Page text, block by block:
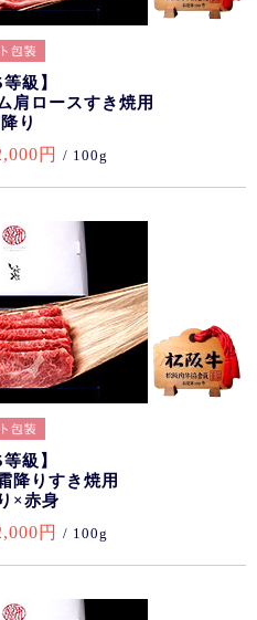
等級】
肩ロースすき焼用
り
円 / 100g
等級】
降りすき焼用
×赤身
円 / 100g